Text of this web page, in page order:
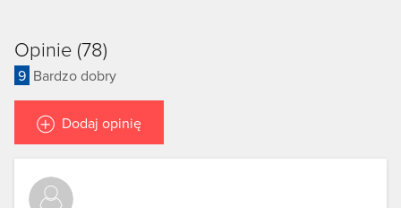
Opinie (78)
9 Bardzo dobry
Dodaj opinię